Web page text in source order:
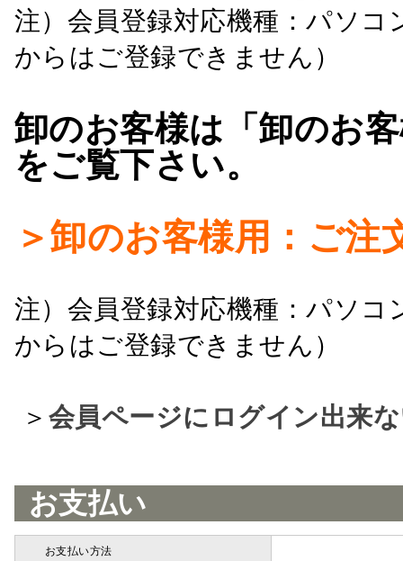
注）会員登録対応機種：パソ
からはご登録できません）
卸のお客様は「卸のお
をご覧下さい。
＞卸のお客様用：ご注
注）会員登録対応機種：パソ
からはご登録できません）
＞ 会員ページにログイン出来
お支払い
お支払い方法